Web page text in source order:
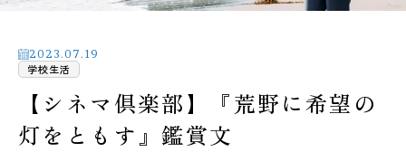
受験生の皆様へ
在校生・保護者の皆様へ
2023.07.19
学校生活
【シネマ倶楽部】『荒野に希望の
灯をともす』鑑賞文